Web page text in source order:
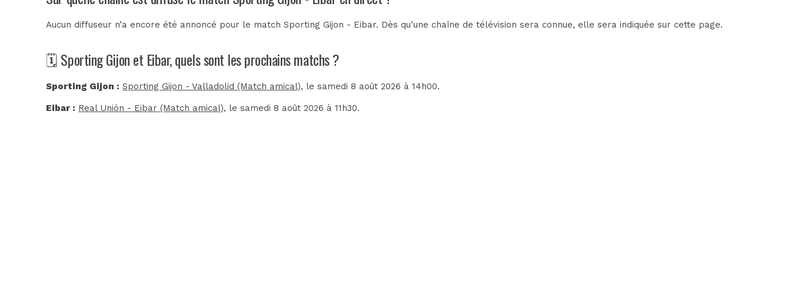
Aucun diffuseur n’a encore été annoncé pour le match Sporting Gijon - Eibar. Dès qu’une chaîne de télévision sera connue, elle sera indiquée sur cette page.
🗓️ Sporting Gijon et Eibar, quels sont les prochains matchs ?
Sporting Gijon : Sporting Gijon - Valladolid (Match amical), le samedi 8 août 2026 à 14h00.
Eibar : Real Unión - Eibar (Match amical), le samedi 8 août 2026 à 11h30.